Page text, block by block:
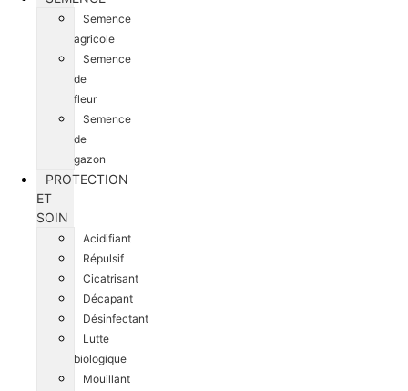
Semence
agricole
Semence
de
fleur
Semence
de
gazon
PROTECTION
ET
SOIN
Acidifiant
Répulsif
Cicatrisant
Décapant
Désinfectant
Lutte
biologique
Mouillant